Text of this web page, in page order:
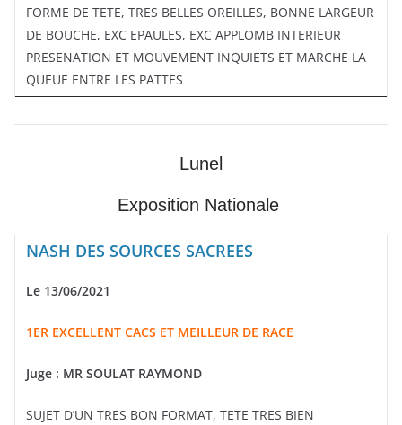
FORME DE TETE, TRES BELLES OREILLES, BONNE LARGEUR
DE BOUCHE, EXC EPAULES, EXC APPLOMB INTERIEUR
PRESENATION ET MOUVEMENT INQUIETS ET MARCHE LA
QUEUE ENTRE LES PATTES
Lunel
Exposition Nationale
NASH DES SOURCES SACREES
Le 13/06/2021
1ER EXCELLENT CACS ET MEILLEUR DE RACE
Juge : MR SOULAT RAYMOND
SUJET D’UN TRES BON FORMAT, TETE TRES BIEN